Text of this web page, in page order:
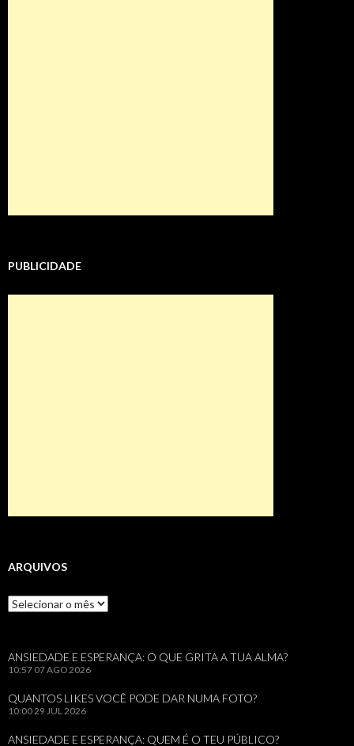
PUBLICIDADE
ARQUIVOS
Arquivos
ANSIEDADE E ESPERANÇA: O QUE GRITA A TUA ALMA?
10:57 07 AGO 2026
QUANTOS LIKES VOCÊ PODE DAR NUMA FOTO?
10:0029 JUL 2026
ANSIEDADE E ESPERANÇA: QUEM É O TEU PÚBLICO?